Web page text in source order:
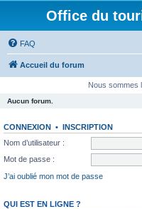
Office du
FAQ
Accueil du forum
Nous sommes
Aucun forum.
CONNEXION • INSCRIPTION
Nom d’utilisateur :
Mot de passe :
J’ai oublié mon mot de passe
QUI EST EN LIGNE ?